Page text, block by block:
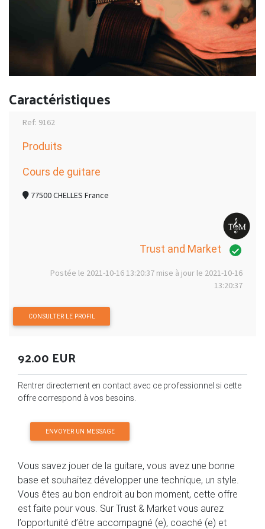
Caractéristiques
Ref: 9162
Produits
Cours de guitare
77500 CHELLES France
Trust and Market
Postée le 2021-10-16 13:20:37 mise à jour le 2021-10-16
13:20:37
CONSULTER LE PROFIL
92.00 EUR
Rentrer directement en contact avec ce professionnel si cette
offre correspond à vos besoins.
ENVOYER UN MESSAGE
Vous savez jouer de la guitare, vous avez une bonne
base et souhaitez développer une technique, un style.
Vous êtes au bon endroit au bon moment, cette offre
est faite pour vous. Sur Trust & Market vous aurez
l’opportunité d’être accompagné (e), coaché (e) et